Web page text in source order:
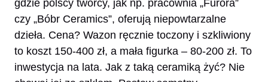
gdzie polscy twórcy, jak np. pracownia „Furora”
czy „Bóbr Ceramics”, oferują niepowtarzalne
dzieła. Cena? Wazon ręcznie toczony i szkliwiony
to koszt 150-400 zł, a mała figurka – 80-200 zł. To
inwestycja na lata. Jak z taką ceramiką żyć? Nie